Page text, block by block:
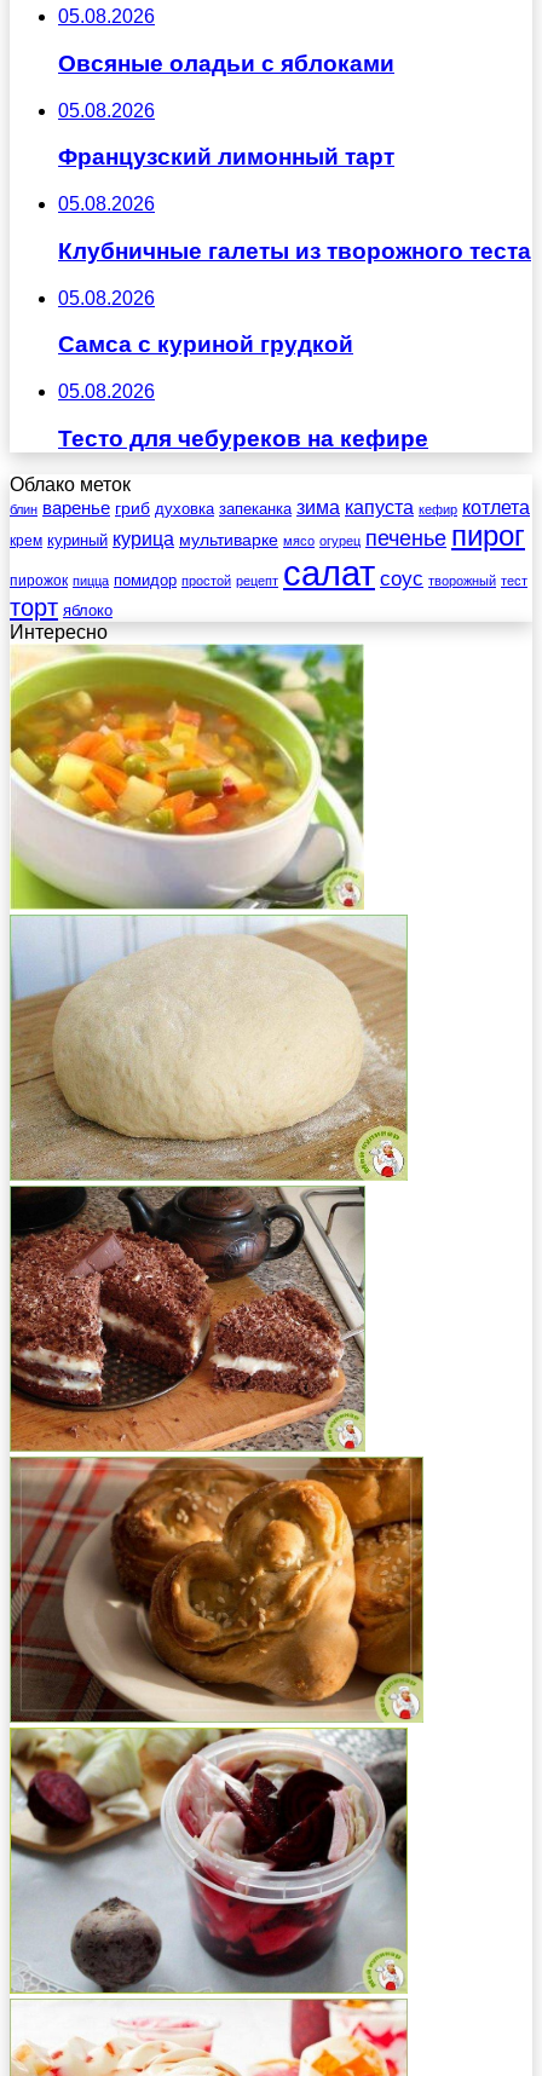
05.08.2026
Овсяные оладьи с яблоками
05.08.2026
Французский лимонный тарт
05.08.2026
Клубничные галеты из творожного теста
05.08.2026
Самса с куриной грудкой
05.08.2026
Тесто для чебуреков на кефире
Облако меток
блин варенье гриб духовка запеканка зима капуста кефир котлета
крем куриный курица мультиварке мясо огурец печенье пирог
пирожок пицца помидор простой рецепт салат соус творожный тест
торт яблоко
Интересно